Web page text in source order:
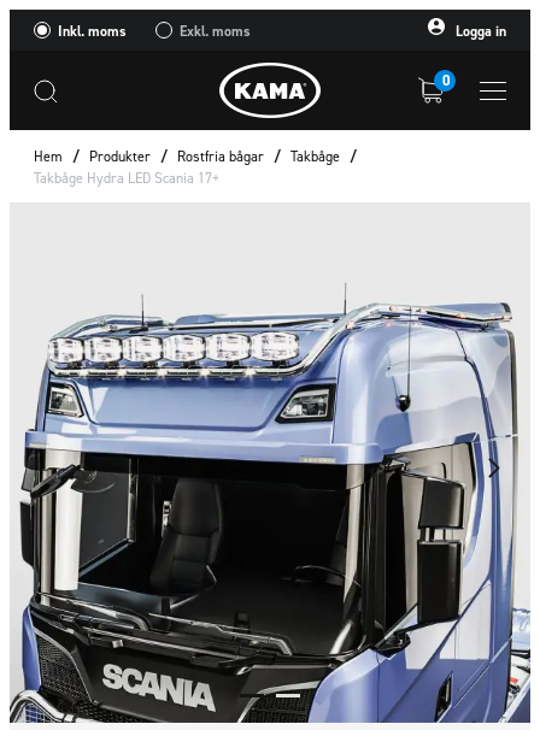
Inkl. moms Exkl. moms Logga in
0
Hem / Produkter / Rostfria bågar / Takbåge /
Takbåge Hydra LED Scania 17+